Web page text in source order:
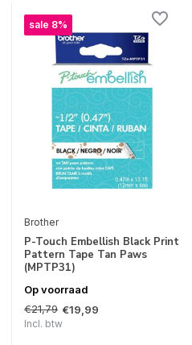
sale 8%
Brother
P-Touch Embellish Black Print
Pattern Tape Tan Paws
(MPTP31)
Op voorraad
€21,79 €19,99
Incl. btw